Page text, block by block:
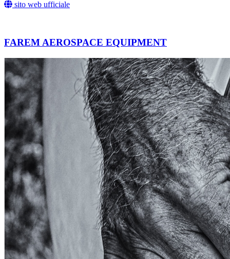
sito web ufficiale
FAREM AEROSPACE EQUIPMENT